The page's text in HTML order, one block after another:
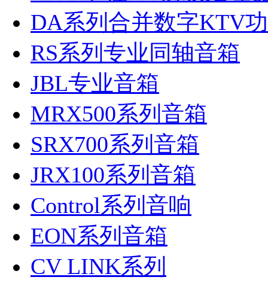
DA系列合并数字KTV
RS系列专业同轴音箱
JBL专业音箱
MRX500系列音箱
SRX700系列音箱
JRX100系列音箱
Control系列音响
EON系列音箱
CV LINK系列